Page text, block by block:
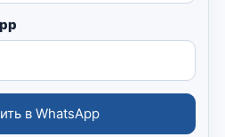
в WhatsApp